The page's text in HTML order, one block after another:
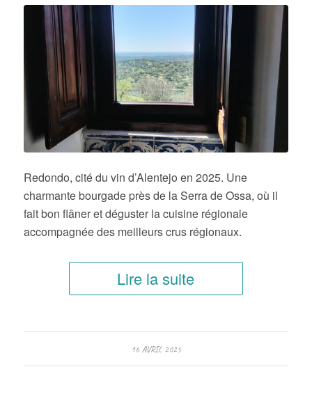
Redondo, cité du vin d’Alentejo en 2025. Une
charmante bourgade près de la Serra de Ossa, où il
fait bon flâner et déguster la cuisine régionale
accompagnée des meilleurs crus régionaux.
Lire la suite
16 AVRIL 2025